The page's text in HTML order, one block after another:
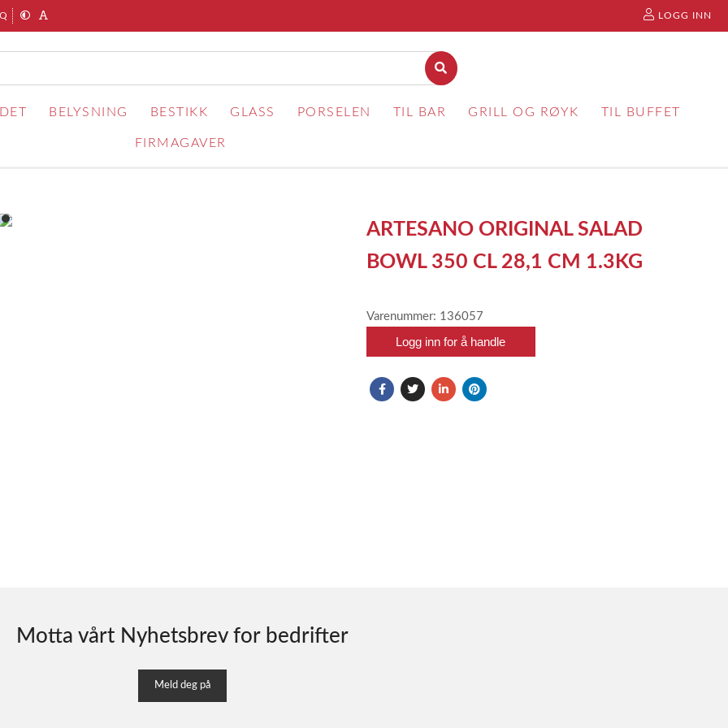
LOGG INN
BELYSNING BESTIKK GLASS PORSELEN TIL BAR GRILL OG RØYK TIL BUFFET
FIRMAGAVER
item
ARTESANO ORIGINAL SALAD
BOWL 350 CL 28,1 CM 1.3KG
Varenummer: 136057
Logg inn for å handle
Motta vårt Nyhetsbrev for bedrifter
Meld deg på